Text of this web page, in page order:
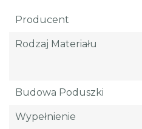
Producent
Rodzaj Materiału
Budowa Poduszki
Wypełnienie